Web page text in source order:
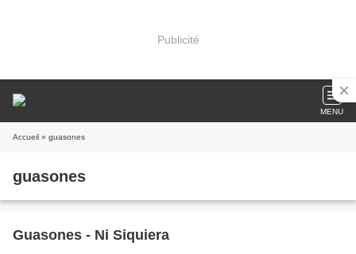
Publicité
MENU
Accueil » guasones
guasones
Guasones - Ni Siquiera